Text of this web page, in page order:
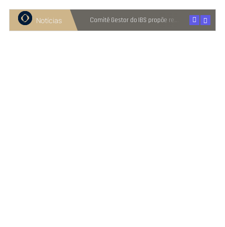
Notícias
Recuperação judicial cresce entre micro e pequenas empresas Comitê Gestor do IBS propõe reter metade de 2027